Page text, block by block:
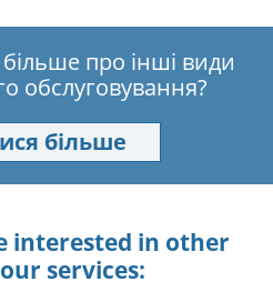
про інші види
обслуговування?
більше
interested in other
services: